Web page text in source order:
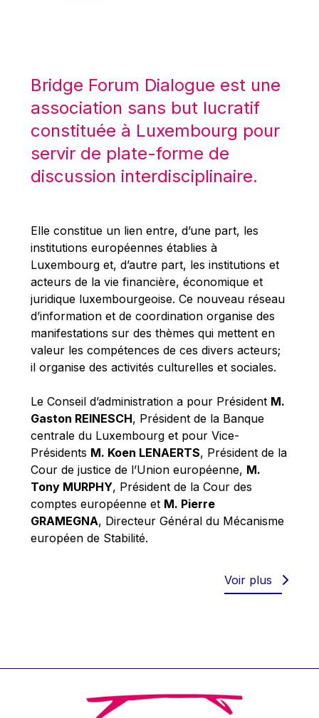
Robert Goebbels
Robert REYNDERS
Robert WEIDES
Rolf Tarrach
Štefan Füle
Timothy Radcliffe
Vaclav Klaus
Vassilios Skouris
Vítor Manuel da Silva Caldeira
Viviane Reding
Walter Hagg
Werner Hoyer
Wolfgang Ketterle
Yasser Abed Rabbo
Yossi Beillin
Yves FRANCHET
Yves Mersch
Bridge Forum Dialogue est une
association sans but lucratif
constituée à Luxembourg pour
servir de plate-forme de
discussion interdisciplinaire.
Elle constitue un lien entre, d’une part, les
institutions européennes établies à
Luxembourg et, d’autre part, les institutions et
acteurs de la vie financière, économique et
juridique luxembourgeoise. Ce nouveau réseau
d’information et de coordination organise des
manifestations sur des thèmes qui mettent en
valeur les compétences de ces divers acteurs;
il organise des activités culturelles et sociales.
Le Conseil d’administration a pour Président M.
Gaston REINESCH, Président de la Banque
centrale du Luxembourg et pour Vice-
Présidents M. Koen LENAERTS, Président de la
Cour de justice de l’Union européenne, M.
Tony MURPHY, Président de la Cour des
comptes européenne et M. Pierre
GRAMEGNA, Directeur Général du Mécanisme
européen de Stabilité.
Voir plus